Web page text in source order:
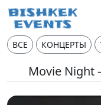
ВСЕ КОНЦЕРТЫ
Movie